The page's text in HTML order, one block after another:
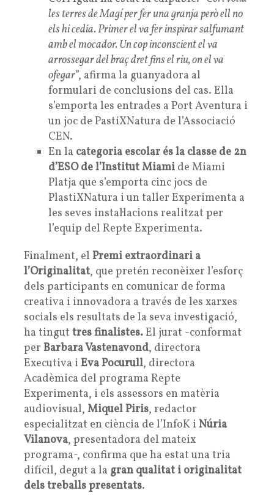
les terres de Magí per fer una granja però ell no
els hi cedia. Primer el va fer inspirar salfumant
amb el mocador. Un cop inconscient el va
arrossegar del braç dret fins el riu, on el va
ofegar”, afirma la guanyadora al
formulari de conclusions del cas. Ella
s’emporta les entrades a Port Aventura i
un joc de PastiXNatura de l’Associació
CEN.
En la categoria escolar és la classe de 2n
d’ESO de l’Institut Miami de Miami
Platja que s’emporta cinc jocs de
PlastiXNatura i un taller Experimenta a
les seves instal·lacions realitzat per
l’equip del Repte Experimenta.
Finalment, el Premi extraordinari a
l’Originalitat, que pretén reconèixer l’esforç
dels participants en comunicar de forma
creativa i innovadora a través de les xarxes
socials els resultats de la seva investigació,
ha tingut tres finalistes.El jurat -conformat
per Barbara Vastenavond, directora
Executiva i Eva Pocurull, directora
Acadèmica del programa Repte
Experimenta, i els assessors en matèria
audiovisual, Miquel Piris, redactor
especialitzat en ciència de l’InfoK i Núria
Vilanova, presentadora del mateix
programa-, confirma que ha estat una tria
difícil, degut a la gran qualitat i originalitat
dels treballs presentats.